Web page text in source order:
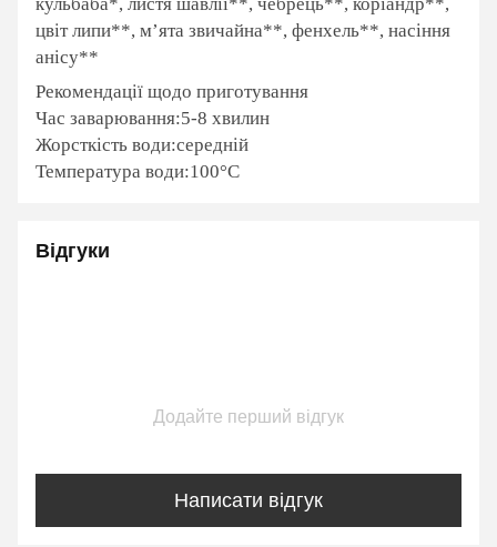
цвіт липи**, м’ята звичайна**, фенхель**, насіння
анісу**
Рекомендації щодо приготування
Час заварювання:5-8 хвилин
Жорсткість води:середній
Температура води:100°C
Відгуки
Додайте перший відгук
Написати відгук